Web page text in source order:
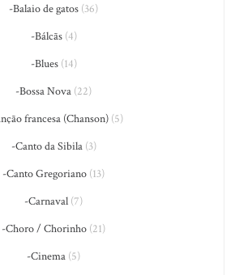
-Balaio de gatos (36)
-Bálcãs(4)
-Blues(14)
-Bossa Nova (22)
francesa (Chanson)(5)
-Canto da Sibila(3)
-Canto Gregoriano (13)
-Carnaval (7)
-Choro / Chorinho (21)
-Cinema (5)